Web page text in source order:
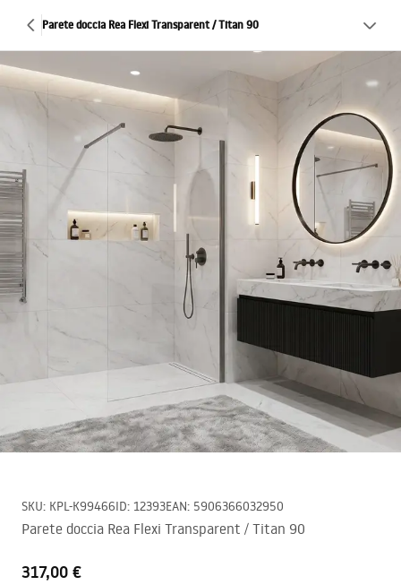
Parete doccia Rea Flexi Transparent / Titan 90
SKU: KPL-K99466ID: 12393EAN: 5906366032950
Parete doccia Rea Flexi Transparent / Titan 90
317,00 €